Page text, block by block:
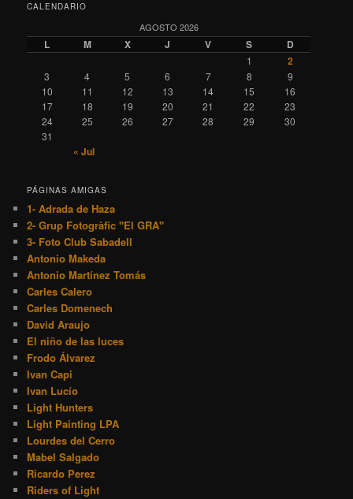
CALENDARIO
AGOSTO 2026
L M X J V S D
1 2
3 4 5 6 7 8
9
10
11 12 13 14 15
16
17
18 19 20 21 22
23
24
25 26 27 28 29
30
31
« Jul
PÁGINAS AMIGAS
1- Adrada de Haza
2- Grup Fotogràfic "El GRA"
3- Foto Club Sabadell
Antonio Makeda
Antonio Martínez Tomás
Carles Calero
Carles Domenech
David Araujo
El niño de las luces
Frodo Álvarez
Ivan Capi
Ivan Lucío
Light Hunters
Light Painting LPA
Lourdes del Cerro
Mabel Salgado
Ricardo Perez
Riders of Light